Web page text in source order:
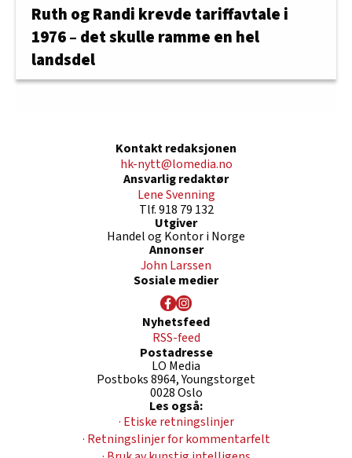
Ruth og Randi krevde tariffavtale i
1976 – det skulle ramme en hel
landsdel
Kontakt redaksjonen
hk-nytt@lomedia.no
Ansvarlig redaktør
Lene Svenning
Tlf. 918 79 132
Utgiver
Handel og Kontor i Norge
Annonser
John Larssen
Sosiale medier
Nyhetsfeed
RSS-feed
Postadresse
LO Media
Postboks 8964, Youngstorget
0028 Oslo
Les også:
· Etiske retningslinjer
· Retningslinjer for kommentarfelt